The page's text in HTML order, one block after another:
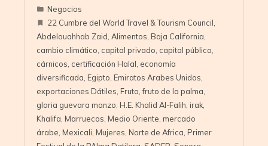
Negocios
22 Cumbre del World Travel & Tourism Council
Abdelouahhab Zaid Alimentos Baja California
cambio climático capital privado capital público
cárnicos certificación Halal economía
diversificada Egipto Emiratos Arabes Unidos
exportaciones Dátiles Fruto ,fruto de la palma
gloria guevara manzo H.E. Khalid Al-Falih irak
Khalifa Marruecos Medio Oriente mercado
árabe Mexicali Mujeres Norte de Africa Primer